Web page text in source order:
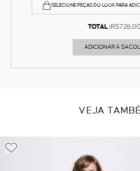
SELECIONE PEÇAS DO LOOK PARA
TOTAL :R$728,00
ADICIONAR À
VEJA